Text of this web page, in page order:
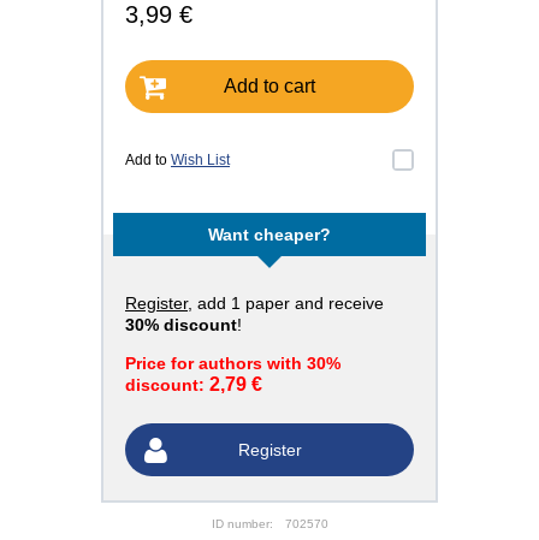
3,99 €
Add to cart
Add to Wish List
Want cheaper?
Register, add 1 paper and receive
30% discount!
Price for authors with 30%
discount: 2,79 €
Register
ID number: 702570